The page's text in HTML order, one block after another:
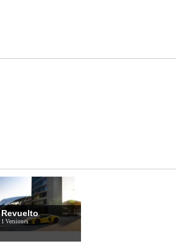
Revuelto
1 Versiones